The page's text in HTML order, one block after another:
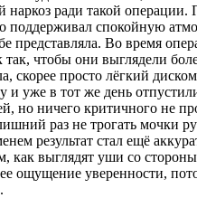
наркоз ради такой
поддерживал спокойную
представляла. Во время
чтобы они выглядели
скорее просто лёгкий
и уже в тот же день
но ничего критичного не
раз не трогать мочки
результат стал ещё
как выглядят уши со
ощущение уверенности,